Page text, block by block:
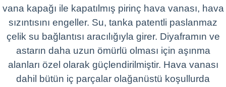
vana kapağı ile kapatılmış pirinç hava vanası, hava
sızıntısını engeller. Su, tanka patentli paslanmaz
çelik su bağlantısı aracılığıyla girer. Diyaframın ve
astarın daha uzun ömürlü olması için aşınma
alanları özel olarak güçlendirilmiştir. Hava vanası
dahil bütün iç parçalar olağanüstü koşullurda